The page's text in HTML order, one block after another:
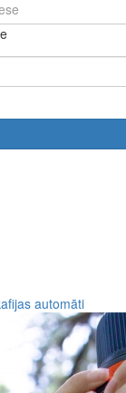
automāti